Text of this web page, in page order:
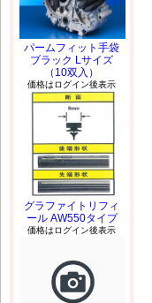
パームフィット手袋
ブラック Lサイズ
（10双入）
価格はログイン後表示
グラファイトリフィ
ール AW550タイプ
価格はログイン後表示